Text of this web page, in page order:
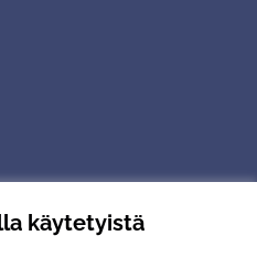
käytetyistä